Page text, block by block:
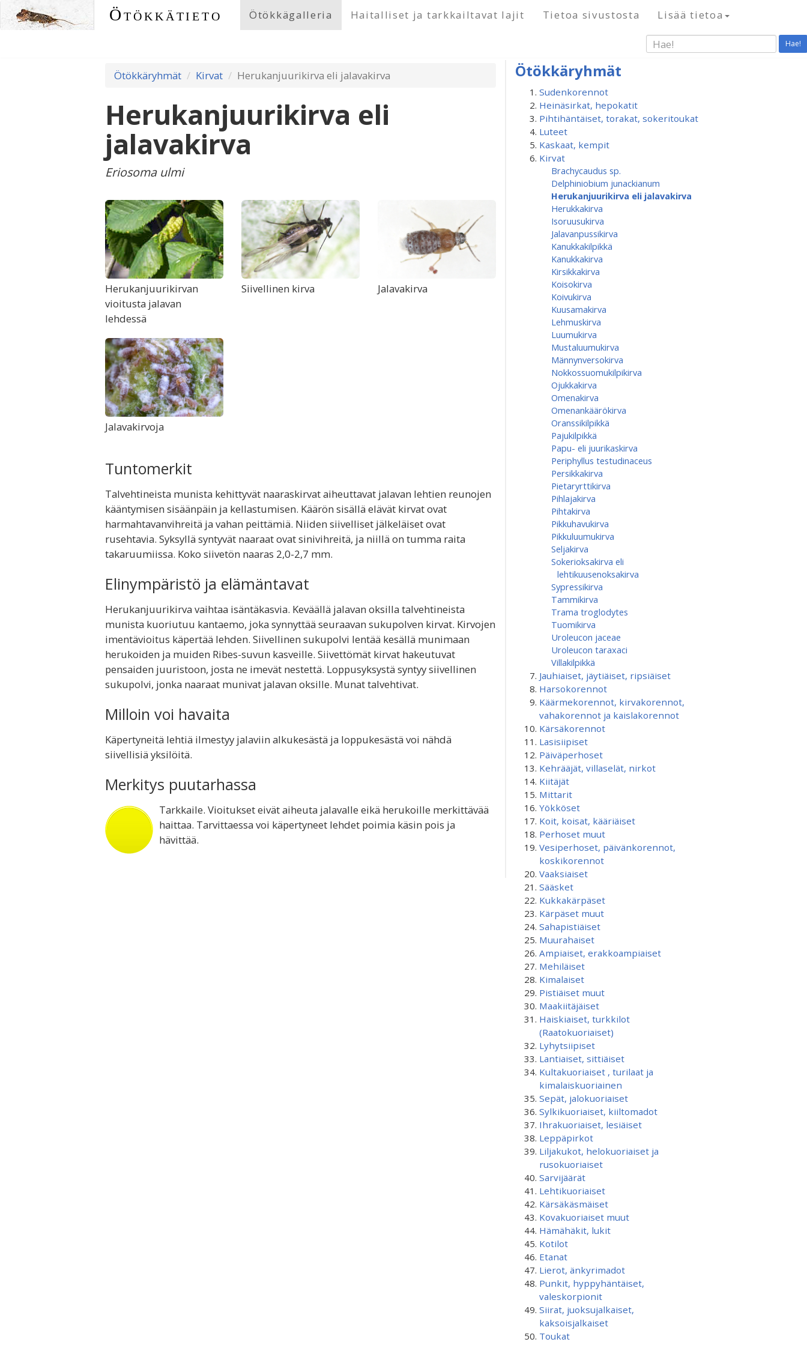
Ötökkätieto Ötökkägalleria Haitalliset ja tarkkailtavat lajit Tietoa sivustosta Lisää tietoa
Hae!
Ötökkäryhmät Kirvat Herukanjuurikirva eli jalavakirva
Herukanjuurikirva eli
jalavakirva
Eriosoma ulmi
Herukanjuurikirvan
vioitusta jalavan
lehdessä
Siivellinen kirva Jalavakirva
Jalavakirvoja
Tuntomerkit
Talvehtineista munista kehittyvät naaraskirvat aiheuttavat jalavan lehtien reunojen
kääntymisen sisäänpäin ja kellastumisen. Käärön sisällä elävät kirvat ovat
harmahtavanvihreitä ja vahan peittämiä. Niiden siivelliset jälkeläiset ovat
rusehtavia. Syksyllä syntyvät naaraat ovat sinivihreitä, ja niillä on tumma raita
takaruumiissa. Koko siivetön naaras 2,0-2,7 mm.
Elinympäristö ja elämäntavat
Herukanjuurikirva vaihtaa isäntäkasvia. Keväällä jalavan oksilla talvehtineista
munista kuoriutuu kantaemo, joka synnyttää seuraavan sukupolven kirvat. Kirvojen
imentävioitus käpertää lehden. Siivellinen sukupolvi lentää kesällä munimaan
herukoiden ja muiden Ribes-suvun kasveille. Siivettömät kirvat hakeutuvat
pensaiden juuristoon, josta ne imevät nestettä. Loppusyksystä syntyy siivellinen
sukupolvi, jonka naaraat munivat jalavan oksille. Munat talvehtivat.
Milloin voi havaita
Käpertyneitä lehtiä ilmestyy jalaviin alkukesästä ja loppukesästä voi nähdä
siivellisiä yksilöitä.
Merkitys puutarhassa
Tarkkaile. Vioitukset eivät aiheuta jalavalle eikä herukoille merkittävää
haittaa. Tarvittaessa voi käpertyneet lehdet poimia käsin pois ja
hävittää.
Ötökkäryhmät
Sudenkorennot
Heinäsirkat, hepokatit
Pihtihäntäiset, torakat, sokeritoukat
Luteet
Kaskaat, kempit
Kirvat
Brachycaudus sp.
Delphiniobium junackianum
Herukanjuurikirva eli jalavakirva
Herukkakirva
Isoruusukirva
Jalavanpussikirva
Kanukkakilpikkä
Kanukkakirva
Kirsikkakirva
Koisokirva
Koivukirva
Kuusamakirva
Lehmuskirva
Luumukirva
Mustaluumukirva
Männynversokirva
Nokkossuomukilpikirva
Ojukkakirva
Omenakirva
Omenankäärökirva
Oranssikilpikkä
Pajukilpikkä
Papu- eli juurikaskirva
Periphyllus testudinaceus
Persikkakirva
Pietaryrttikirva
Pihlajakirva
Pihtakirva
Pikkuhavukirva
Pikkuluumukirva
Seljakirva
Sokerioksakirva eli
lehtikuusenoksakirva
Sypressikirva
Tammikirva
Trama troglodytes
Tuomikirva
Uroleucon jaceae
Uroleucon taraxaci
Villakilpikkä
Jauhiaiset, jäytiäiset, ripsiäiset
Harsokorennot
Käärmekorennot, kirvakorennot,
vahakorennot ja kaislakorennot
Kärsäkorennot
Lasisiipiset
Päiväperhoset
Kehrääjät, villaselät, nirkot
Kiitäjät
Mittarit
Yökköset
Koit, koisat, kääriäiset
Perhoset muut
Vesiperhoset, päivänkorennot,
koskikorennot
Vaaksiaiset
Sääsket
Kukkakärpäset
Kärpäset muut
Sahapistiäiset
Muurahaiset
Ampiaiset, erakkoampiaiset
Mehiläiset
Kimalaiset
Pistiäiset muut
Maakiitäjäiset
Haiskiaiset, turkkilot
(Raatokuoriaiset)
Lyhytsiipiset
Lantiaiset, sittiäiset
Kultakuoriaiset , turilaat ja
kimalaiskuoriainen
Sepät, jalokuoriaiset
Sylkikuoriaiset, kiiltomadot
Ihrakuoriaiset, lesiäiset
Leppäpirkot
Liljakukot, helokuoriaiset ja
rusokuoriaiset
Sarvijäärät
Lehtikuoriaiset
Kärsäkäsmäiset
Kovakuoriaiset muut
Hämähäkit, lukit
Kotilot
Etanat
Lierot, änkyrimadot
Punkit, hyppyhäntäiset,
valeskorpionit
Siirat, juoksujalkaiset,
kaksoisjalkaiset
Toukat